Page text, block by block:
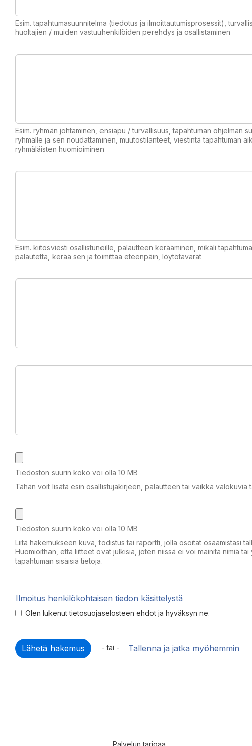
Esim. tapahtumasuunnitelma (tiedotus ja ilmoittautumisprosessit),
huoltajien / muiden vastuuhenkilöiden perehdys ja osallistaminen
Esim. ryhmän johtaminen, ensiapu / turvallisuus, tapahtuman ohjelman
ryhmälle ja sen noudattaminen, muutostilanteet, viestintä tapahtuman
ryhmäläisten huomioiminen
Esim. kiitosviesti osallistuneille, palautteen kerääminen, mikäli
palautetta, kerää sen ja toimittaa eteenpäin, löytötavarat
Tiedoston suurin koko voi olla 10 MB
Tähän voit lisätä esin osallistujakirjeen, palautteen tai vaikka valokuvia
Tiedoston suurin koko voi olla 10 MB
Liitä hakemukseen kuva, todistus tai raportti, jolla osoitat osaamistasi
Huomioithan, että liitteet ovat julkisia, joten niissä ei voi mainita nimiä
tapahtuman sisäisiä tietoja.
Ilmoitus henkilökohtaisen tiedon käsittelystä
Olen lukenut tietosuojaselosteen ehdot ja hyväksyn ne.
- tai - Tallenna ja jatka myöhemmin
Palvelun tarjoaa